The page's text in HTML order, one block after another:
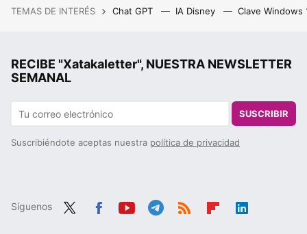
TEMAS DE INTERÉS Chat GPT IA Disney Clave Windows
RECIBE "Xatakaletter", NUESTRA NEWSLETTER
SEMANAL
SUSCRIBIR
Suscribiéndote aceptas nuestra política de privacidad
Síguenos